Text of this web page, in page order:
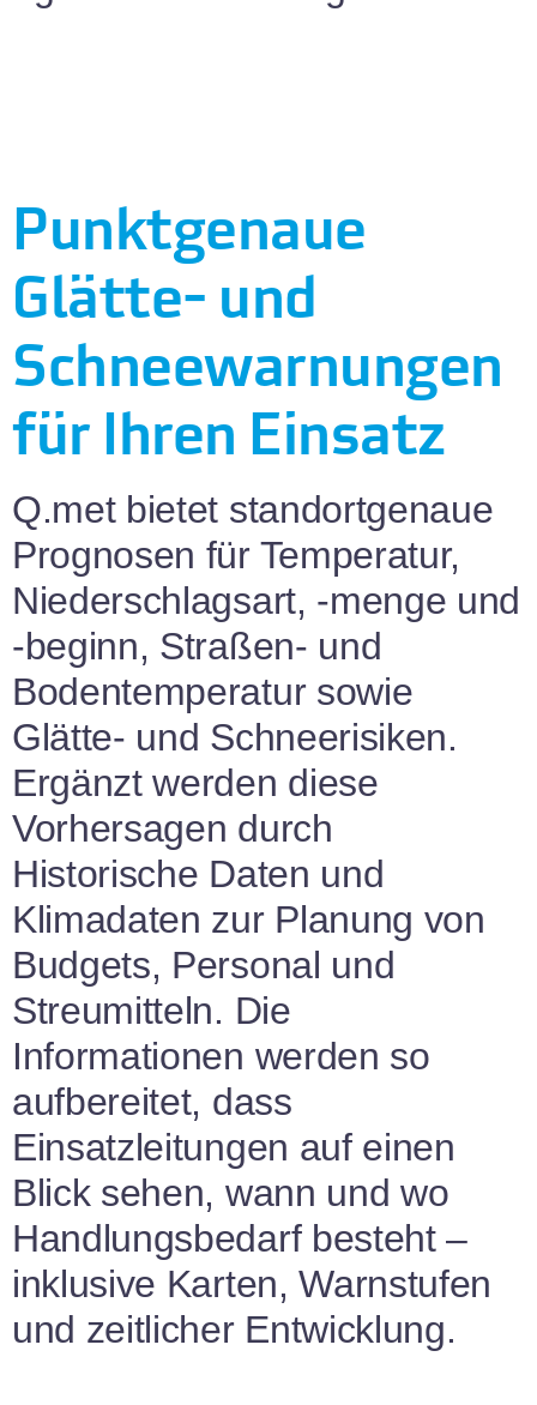
Punktgenaue
Glätte- und
Schneewarnungen
für Ihren Einsatz
Q.met bietet standortgenaue
Prognosen für Temperatur,
Niederschlagsart, -menge und
-beginn, Straßen- und
Bodentemperatur sowie
Glätte- und Schneerisiken.
Ergänzt werden diese
Vorhersagen durch
Historische Daten und
Klimadaten zur Planung von
Budgets, Personal und
Streumitteln. Die
Informationen werden so
aufbereitet, dass
Einsatzleitungen auf einen
Blick sehen, wann und wo
Handlungsbedarf besteht –
inklusive Karten, Warnstufen
und zeitlicher Entwicklung.